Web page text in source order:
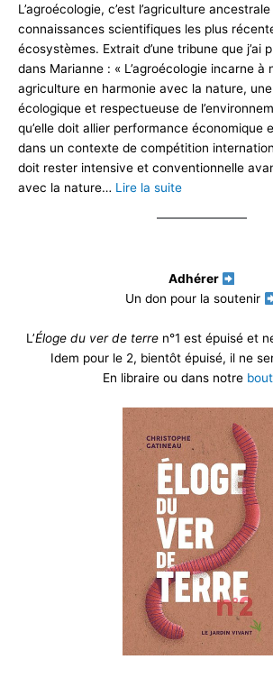
L’agroécologie, c’est l’agriculture
connaissances scientifiques les plus
écosystèmes. Extrait d’une tribune que j’ai
dans Marianne : « L’agroécologie incarne à
agriculture en harmonie avec la nature,
écologique et respectueuse de
qu’elle doit allier performance économique
dans un contexte de compétition
doit rester intensive et conventionnelle
avec la nature… Lire la suite
Adhérer
Un don pour la soutenir
L’Éloge du ver de terre n°1 est épuisé et
Idem pour le 2, bientôt épuisé, il ne
En libraire ou dans notre